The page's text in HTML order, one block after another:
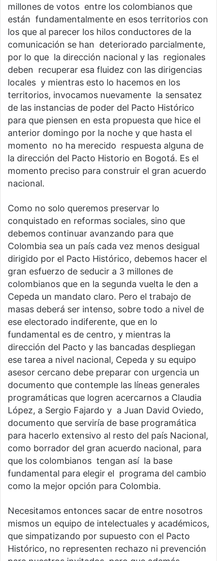
millones de votos entre los colombianos que
están fundamentalmente en esos territorios con
los que al parecer los hilos conductores de la
comunicación se han deteriorado parcialmente,
por lo que la dirección nacional y las regionales
deben recuperar esa fluidez con las dirigencias
locales y mientras esto lo hacemos en los
territorios, invocamos nuevamente la sensatez
de las instancias de poder del Pacto Histórico
para que piensen en esta propuesta que hice el
anterior domingo por la noche y que hasta el
momento no ha merecido respuesta alguna de
la dirección del Pacto Historio en Bogotá. Es el
momento preciso para construir el gran acuerdo
nacional.
Como no solo queremos preservar lo
conquistado en reformas sociales, sino que
debemos continuar avanzando para que
Colombia sea un país cada vez menos desigual
dirigido por el Pacto Histórico, debemos hacer el
gran esfuerzo de seducir a 3 millones de
colombianos que en la segunda vuelta le den a
Cepeda un mandato claro. Pero el trabajo de
masas deberá ser intenso, sobre todo a nivel de
ese electorado indiferente, que en lo
fundamental es de centro, y mientras la
dirección del Pacto y las bancadas despliegan
ese tarea a nivel nacional, Cepeda y su equipo
asesor cercano debe preparar con urgencia un
documento que contemple las líneas generales
programáticas que logren acercarnos a Claudia
López, a Sergio Fajardo y a Juan David Oviedo,
documento que serviría de base programática
para hacerlo extensivo al resto del país Nacional,
como borrador del gran acuerdo nacional, para
que los colombianos tengan así la base
fundamental para elegir el programa del cambio
como la mejor opción para Colombia.
Necesitamos entonces sacar de entre nosotros
mismos un equipo de intelectuales y académicos,
que simpatizando por supuesto con el Pacto
Histórico, no representen rechazo ni prevención